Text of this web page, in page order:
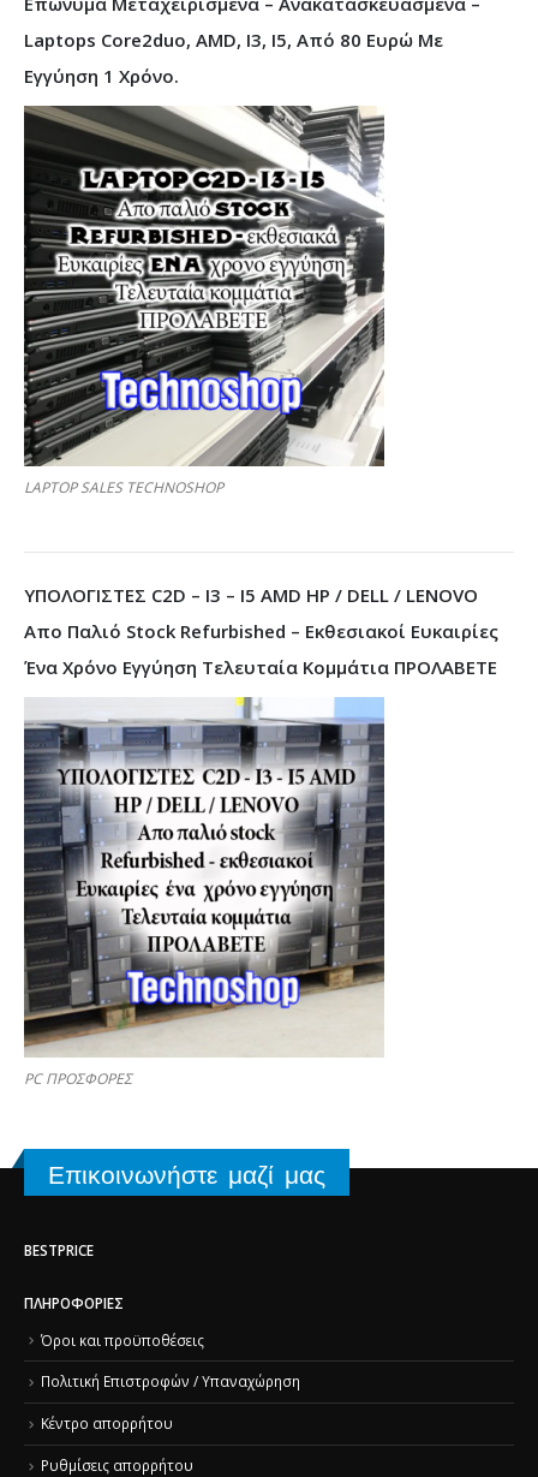
Laptops Core2duo, AMD, I3, I5, Από 80 Ευρώ Με
Εγγύηση 1 Χρόνο.
LAPTOP SALES TECHNOSHOP
ΥΠΟΛΟΓΙΣΤΕΣ C2D – I3 – I5 AMD HP / DELL / LENOVO
Απο Παλιό Stock Refurbished – Εκθεσιακοί Ευκαιρίες
Ένα Χρόνο Εγγύηση Τελευταία Κομμάτια ΠΡΟΛΑΒΕΤΕ
PC ΠΡΟΣΦΟΡΕΣ
Επικοινωνήστε μαζί μας
BESTPRICE
ΠΛΗΡΟΦΟΡΊΕΣ
Όροι και προϋποθέσεις
Πολιτική Επιστροφών / Υπαναχώρηση
Κέντρο απορρήτου
Ρυθμίσεις απορρήτου